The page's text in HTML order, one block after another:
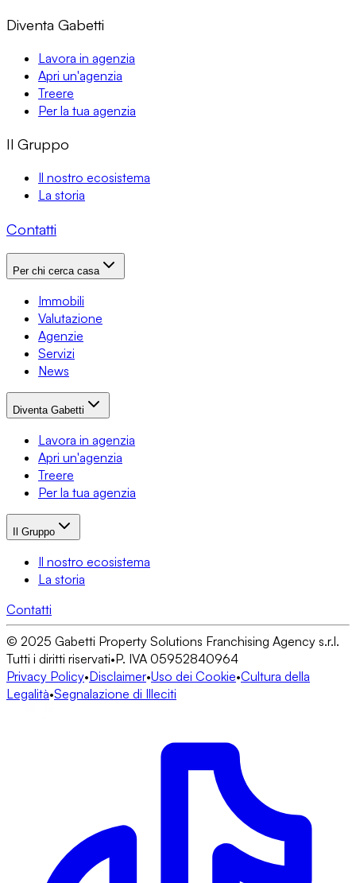
Diventa Gabetti
Lavora in agenzia
Apri un'agenzia
Treere
Per la tua agenzia
Il Gruppo
Il nostro ecosistema
La storia
Contatti
Per chi cerca casa
Immobili
Valutazione
Agenzie
Servizi
News
Diventa Gabetti
Lavora in agenzia
Apri un'agenzia
Treere
Per la tua agenzia
Il Gruppo
Il nostro ecosistema
La storia
Contatti
© 2025 Gabetti Property Solutions Franchising Agency s.r.l.
Tutti i diritti riservati•P. IVA 05952840964
Privacy Policy•Disclaimer•Uso dei Cookie•Cultura della
Legalità•Segnalazione di Illeciti